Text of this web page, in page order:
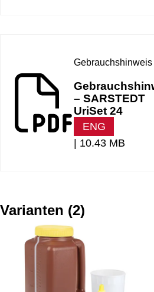
Gebrauchshinweis
– SARSTEDT
UriSet 24
ENG
| 10.43 MB
Varianten (2)